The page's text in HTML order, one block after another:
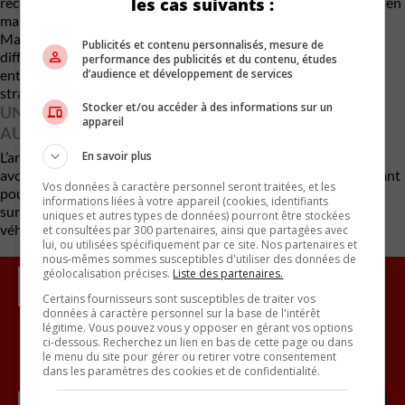
maintenant un certain encadrement du marché automobile.
Malgré cette avancée, le premier ministre reconnaît que le
différend tarifaire global entre le Canada et la Chine n’est pas
entièrement réglé, notamment sur les enjeux industriels et
stratégiques à long terme.
UN VIRAGE À SURVEILLER POUR LE MARCHÉ
AUTOMOBILE
L’arrivée potentielle massive de VÉ chinois à bas prix pourrait
avoir des répercussions importantes sur le marché canadien, tant
pour les constructeurs établis que pour les consommateurs,
surtout dans un contexte de ralentissement des ventes de
véhicules électriques en Amérique du Nord.
Inscrivez vous à l'infolettre.
Publicités et contenu personnalisés, mesure de
performance des publicités et du contenu, études
d’audience et développement de services
Stocker et/ou accéder à des informations sur un
appareil
En savoir plus
Vos données à caractère personnel seront traitées, et les
informations liées à votre appareil (cookies, identifiants
uniques et autres types de données) pourront être stockées
et consultées par 300 partenaires, ainsi que partagées avec
lui, ou utilisées spécifiquement par ce site. Nos partenaires et
nous-mêmes sommes susceptibles d'utiliser des données de
géolocalisation précises. Liste des partenaires.
Certains fournisseurs sont susceptibles de traiter vos
données à caractère personnel sur la base de l'intérêt
légitime. Vous pouvez vous y opposer en gérant vos options
ci-dessous. Recherchez un lien en bas de cette page ou dans
le menu du site pour gérer ou retirer votre consentement
dans les paramètres des cookies et de confidentialité.